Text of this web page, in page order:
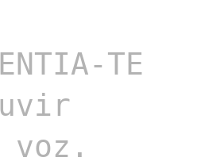
TE
voz.